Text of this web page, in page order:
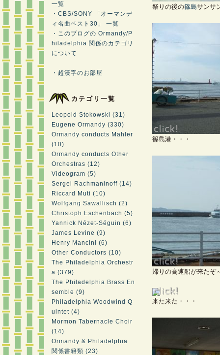
一覧
・CBS/SONY 「オーマンデ
ィ名曲ベスト30」 一覧
・このブログの Ormandy/P
hiladelphia 関係のカテゴリ
について
・超漢字のお部屋
カテゴリ一覧
Leopold Stokowski (31)
Eugene Ormandy (330)
Ormandy conducts Mahler
(10)
Ormandy conducts Other
Orchestras (12)
Videogram (5)
Sergei Rachmaninoff (14)
Riccard Muti (10)
Wolfgang Sawallisch (2)
Christoph Eschenbach (5)
Yannick Nézet-Séguin (6)
James Levine (9)
Henry Mancini (6)
Other Conductors (10)
The Philadelphia Orchestr
a (379)
The Philadelphia Brass En
semble (9)
Philadelphia Woodwind Q
uintet (4)
Mormon Tabernacle Choir
(14)
Ormandy & Philadelphia
関係書籍類 (23)
祭りの後の篠島サンサ
篠島港・・・
帰りの高速船が来たぞ
来た来た・・・